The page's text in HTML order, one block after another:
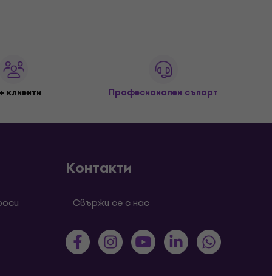
клиенти Професионален съпорт
Контакти
Свържи се с нас